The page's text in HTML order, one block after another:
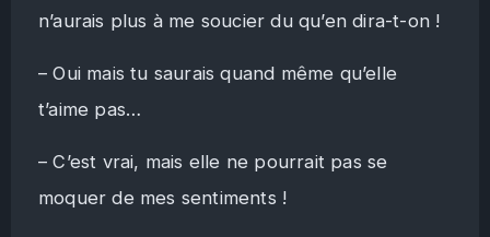
n’aurais plus à me soucier du qu’en dira-t-on !
– Oui mais tu saurais quand même qu’elle
t’aime pas…
– C’est vrai, mais elle ne pourrait pas se
moquer de mes sentiments !